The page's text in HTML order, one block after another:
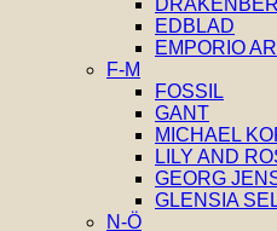
EDBLAD
EMPORIO
F-M
FOSSIL
GANT
MICHAEL
LILY AND
GEORG
GLENSIA
N-Ö